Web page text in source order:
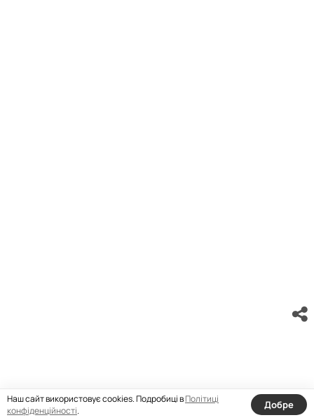
Наш сайт використовує cookies. Подробиці вПолітиці
конфіденційності. Добре